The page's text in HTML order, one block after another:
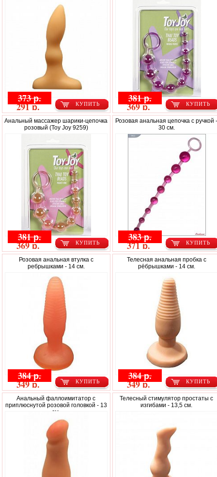
КУПИТЬ
373 р.
291 р. КУПИТЬ
381 р.
369 р.
Анальный массажер шарики-цепочка
розовый (Toy Joy 9259)
КУПИТЬ
381 р.
369 р.
Розовая анальная цепочка с ручкой
30 см.
КУПИТЬ
383 р.
371 р.
Розовая анальная втулка с
ребрышками - 14 см.
КУПИТЬ
384 р.
349 р.
Телесная анальная пробка с
рёбрышками - 14 см.
КУПИТЬ
384 р.
349 р.
Анальный фаллоимитатор с
приплюснутой розовой головкой - 13
см.
Телесный стимулятор простаты с
изгибами - 13,5 см.